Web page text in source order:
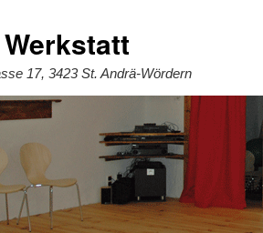
17, 3423 St. Andrä-Wördern